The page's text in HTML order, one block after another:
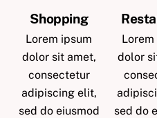
Shopping
Lorem ipsum
dolor sit amet,
consectetur
adipiscing elit,
sed do eiusmod
dolor
sed do